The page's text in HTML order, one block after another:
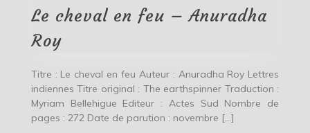
Anuradha
Roy
Le cheval en feu – Anuradha
Roy
Titre : Le cheval en feu Auteur : Anuradha Roy Lettres
indiennes Titre original : The earthspinner Traduction :
Myriam Bellehigue Editeur : Actes Sud Nombre de
pages : 272 Date de parution : novembre […]